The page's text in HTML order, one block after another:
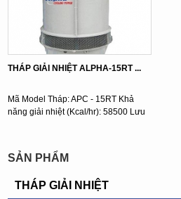
THÁP GIẢI NHIỆT ALPHA-15RT ...
Mã Model Tháp: APC - 15RT Khả
năng giải nhiệt (Kcal/hr): 58500 Lưu
SẢN PHẨM
THÁP GIẢI NHIỆT